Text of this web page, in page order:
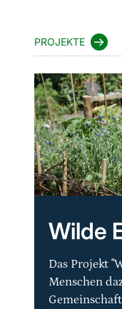
PROJEKTE
Wilde
Das Projekt
Menschen